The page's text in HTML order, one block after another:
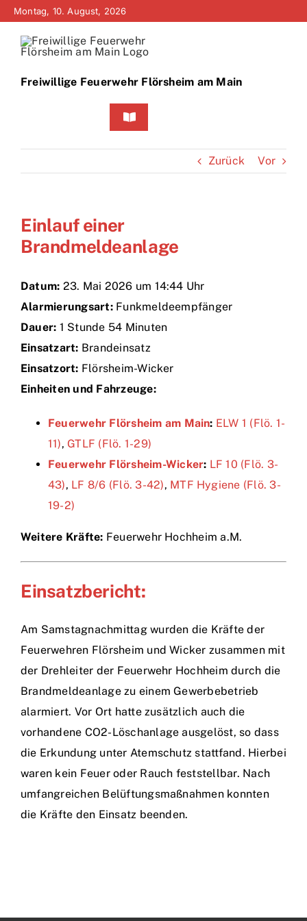
Zum
springen
Montag, 10. August, 2026
Freiwillige Feuerwehr Flörsheim am Main
Toggle
Home
Bürgerinfo
Technik
Zurück Vor
Einlauf einer
Brandmeldeanlage
Datum: 23. Mai 2026 um 14:44 Uhr
Alarmierungsart:Funkmeldeempfänger
Dauer: 1 Stunde 54 Minuten
Einsatzart: Brandeinsatz
Einsatzort: Flörsheim-Wicker
Einheiten und Fahrzeuge:
Feuerwehr Flörsheim am Main: ELW 1 (Flö. 1-
11), GTLF (Flö. 1-29)
Feuerwehr Flörsheim-Wicker: LF 10 (Flö. 3-
43), LF 8/6 (Flö. 3-42), MTF Hygiene (Flö. 3-
19-2)
Weitere Kräfte: Feuerwehr Hochheim a.M.
Einsatzbericht:
Am Samstagnachmittag wurden die Kräfte der
Feuerwehren Flörsheim und Wicker zusammen mit
der Drehleiter der Feuerwehr Hochheim durch die
Brandmeldeanlage zu einem Gewerbebetrieb
alarmiert. Vor Ort hatte zusätzlich auch die
vorhandene CO2-Löschanlage ausgelöst, so dass
die Erkundung unter Atemschutz stattfand. Hierbei
waren kein Feuer oder Rauch feststellbar. Nach
umfangreichen Belüftungsmaßnahmen konnten
die Kräfte den Einsatz beenden.